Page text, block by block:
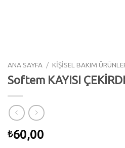
ANA SAYFA / KİŞİSEL BAKIM
Softem KAYISI
₺60,00